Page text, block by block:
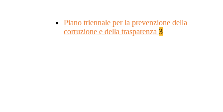
Piano triennale per la prevenzione della
corruzione e della trasparenza 3